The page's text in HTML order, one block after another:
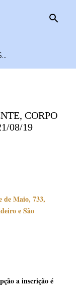
CORPO
08/19
de Maio, 733,
e São
a inscrição é